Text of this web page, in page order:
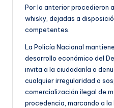
Por lo anterior procedieron
whisky, dejadas a
competentes.
La Policía Nacional
desarrollo económico del
invita a la ciudadanía a
cualquier irregularidad o
comercialización ilegal de
procedencia, marcando a la